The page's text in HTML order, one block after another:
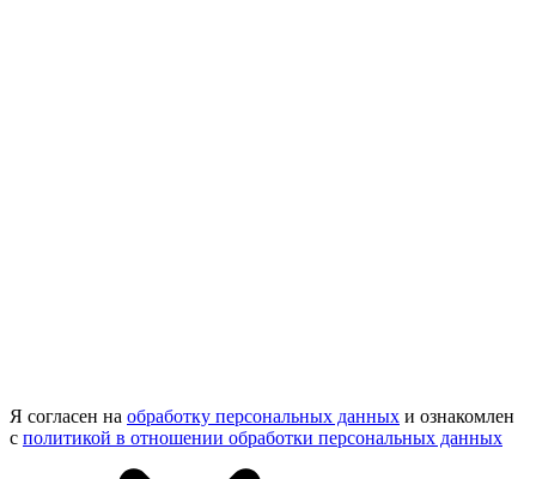
Я согласен на обработку персональных данных и ознакомлен
с политикой в отношении обработки персональных данных